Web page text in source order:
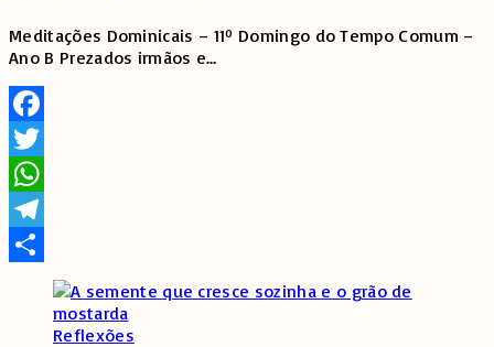
Meditações Dominicais – 11º Domingo do Tempo Comum –
Ano B Prezados irmãos e…
Facebook
Twitter
WhatsApp
Telegram
Share
Reflexões